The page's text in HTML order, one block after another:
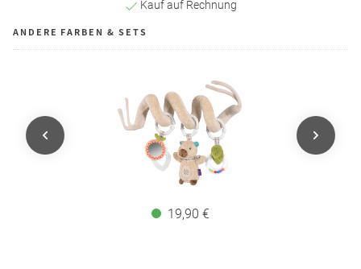
Kauf auf Rechnung
ANDERE FARBEN & SETS
19,90 €